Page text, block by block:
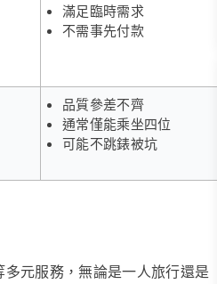
滿足臨時需求
不需事先付款
品質參差不齊
通常僅能乘坐四位
可能不跳錶被坑
元服務，無論是一人旅行還是